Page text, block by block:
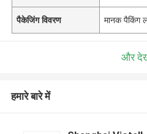
पैकेजिंग विवरण मानक पैकिंग
और
हमारे बारे में